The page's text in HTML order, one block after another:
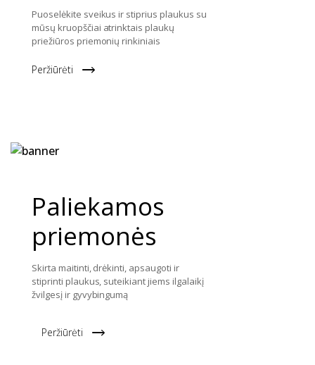
Puoselėkite sveikus ir stiprius plaukus su
mūsų kruopščiai atrinktais plaukų
priežiūros priemonių rinkiniais
Peržiūrėti
Paliekamos
priemonės
Skirta maitinti, drėkinti, apsaugoti ir
stiprinti plaukus, suteikiant jiems ilgalaikį
žvilgesį ir gyvybingumą
Peržiūrėti